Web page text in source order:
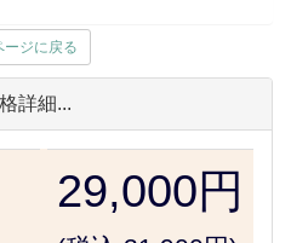
ージに戻る
詳細...
29,000円